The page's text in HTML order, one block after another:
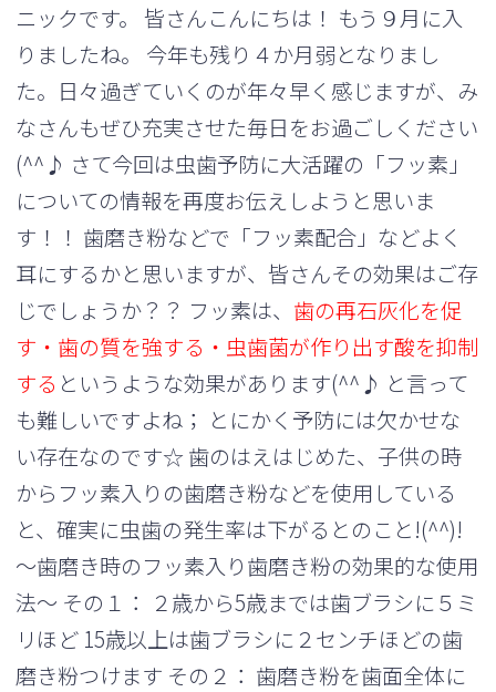
ニックです。 皆さんこんにちは！ もう９月に入
りましたね。 今年も残り４か月弱となりまし
た。日々過ぎていくのが年々早く感じますが、み
なさんもぜひ充実させた毎日をお過ごしください
(^^♪ さて今回は虫歯予防に大活躍の「フッ素」
についての情報を再度お伝えしようと思いま
す！！ 歯磨き粉などで「フッ素配合」などよく
耳にするかと思いますが、皆さんその効果はご存
じでしょうか？？ フッ素は、 歯の再石灰化を促
す・歯の質を強する・虫歯菌が作り出す酸を抑制
する というような効果があります(^^♪ と言って
も難しいですよね； とにかく予防には欠かせな
い存在なのです☆ 歯のはえはじめた、子供の時
からフッ素入りの歯磨き粉などを使用している
と、確実に虫歯の発生率は下がるとのこと!(^^)!
～歯磨き時のフッ素入り歯磨き粉の効果的な使用
法～ その１： ２歳から5歳までは歯ブラシに５ミ
リほど 15歳以上は歯ブラシに２センチほどの歯
磨き粉つけます その２： 歯磨き粉を歯面全体に